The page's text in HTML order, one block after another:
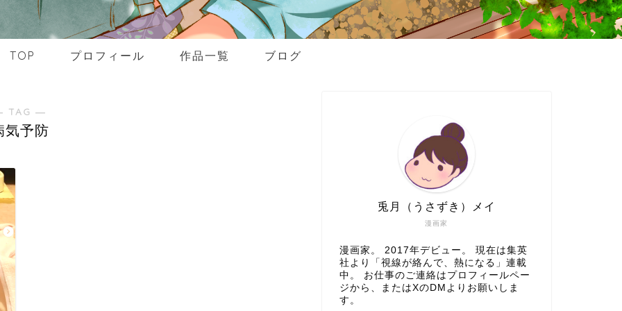
TOP プロフィール 作品一覧 ブログ
TAG ―
気予防
漫画家
兎月（うさずき）メイ
漫画家。 2017年デビュー。 現在は集英
社より「視線が絡んで、熱になる」連載
中。 お仕事のご連絡はプロフィールペー
ジから、またはXのDMよりお願いしま
す。